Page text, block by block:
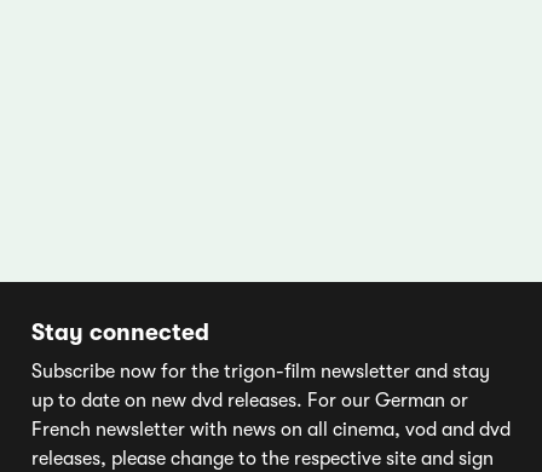
Stay connected
Subscribe now for the trigon-film newsletter and stay
up to date on new dvd releases. For our German or
French newsletter with news on all cinema, vod and dvd
releases, please change to the respective site and sign